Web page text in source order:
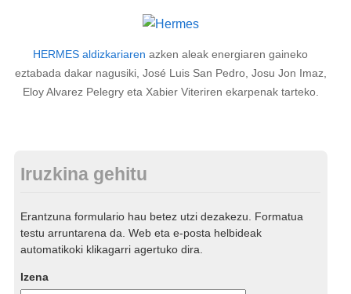
HERMES aldizkariaren azken aleak energiaren gaineko
eztabada dakar nagusiki, José Luis San Pedro, Josu Jon Imaz,
Eloy Alvarez Pelegry eta Xabier Viteriren ekarpenak tarteko.
Iruzkina gehitu
Erantzuna formulario hau betez utzi dezakezu. Formatua
testu arruntarena da. Web eta e-posta helbideak
automatikoki klikagarri agertuko dira.
Izena